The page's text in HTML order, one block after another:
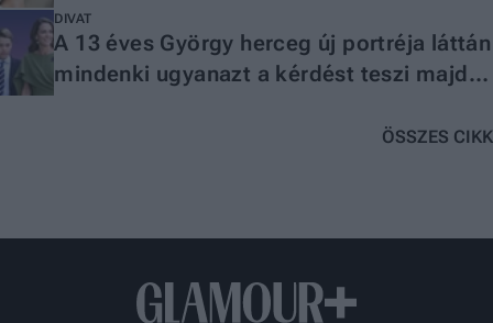
benne
DIVAT
A 13 éves György herceg új portréja láttán
mindenki ugyanazt a kérdést teszi majd
ÖSSZES CIKK